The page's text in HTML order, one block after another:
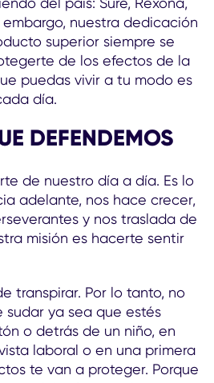
embargo, nuestra dedicación
superior siempre se
de los efectos de la
puedas vivir a tu modo es
día.
DEFENDEMOS
de nuestro día a día. Es lo
adelante, nos hace crecer,
y nos traslada de
misión es hacerte sentir
transpirar. Por lo tanto, no
ya sea que estés
o detrás de un niño, en
laboral o en una primera
te van a proteger. Porque